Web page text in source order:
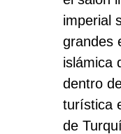
imperial
grandes
islámica
dentro
turística
de